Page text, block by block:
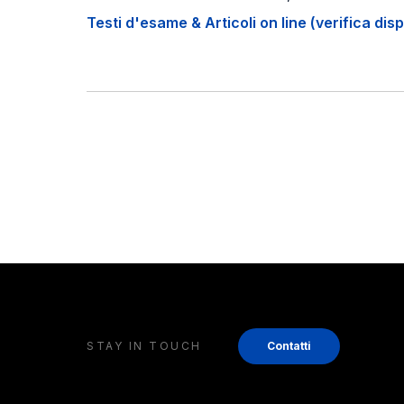
Testi d'esame & Articoli on line (verifica
STAY IN TOUCH Contatti